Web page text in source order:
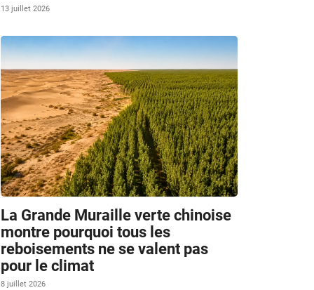
13 juillet 2026
La Grande Muraille verte chinoise
montre pourquoi tous les
reboisements ne se valent pas
pour le climat
8 juillet 2026